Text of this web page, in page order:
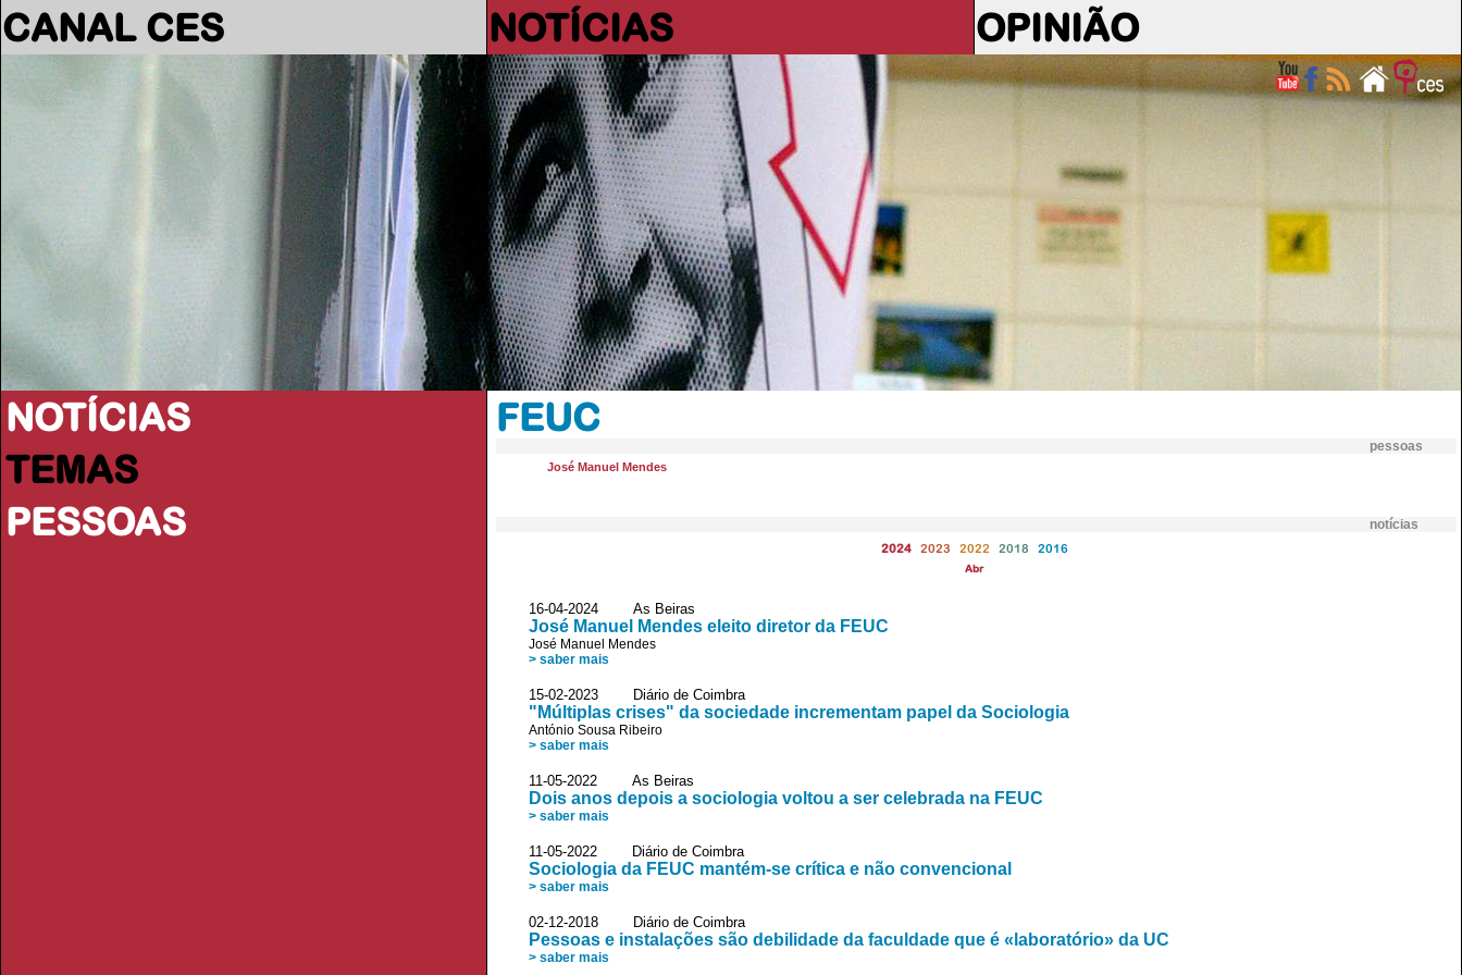
CANAL CES NOTÍCIAS OPINIÃO
NOTÍCIAS
TEMAS
PESSOAS
FEUC
pessoas
José Manuel Mendes
notícias
2024 2023 2022 2018 2016
Abr
16-04-2024 As Beiras
José Manuel Mendes eleito diretor da FEUC
José Manuel Mendes
> saber mais
15-02-2023 Diário de Coimbra
"Múltiplas crises" da sociedade incrementam papel da Sociologia
António Sousa Ribeiro
> saber mais
11-05-2022 As Beiras
Dois anos depois a sociologia voltou a ser celebrada na FEUC
> saber mais
11-05-2022 Diário de Coimbra
Sociologia da FEUC mantém-se crítica e não convencional
> saber mais
02-12-2018 Diário de Coimbra
Pessoas e instalações são debilidade da faculdade que é «laboratório» da UC
> saber mais